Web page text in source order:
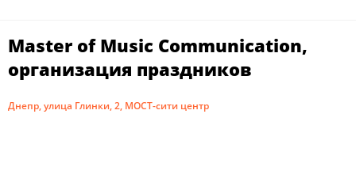
Master of Music Communication,
организация праздников
Днепр, улица Глинки, 2, МОСТ-сити центр